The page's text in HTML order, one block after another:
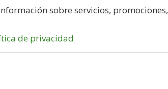
sobre servicios,
de privacidad